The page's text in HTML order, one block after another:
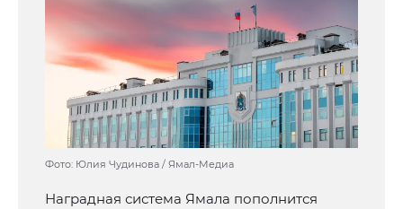
Фото: Юлия Чудинова / Ямал-Медиа
Наградная система Ямала пополнится